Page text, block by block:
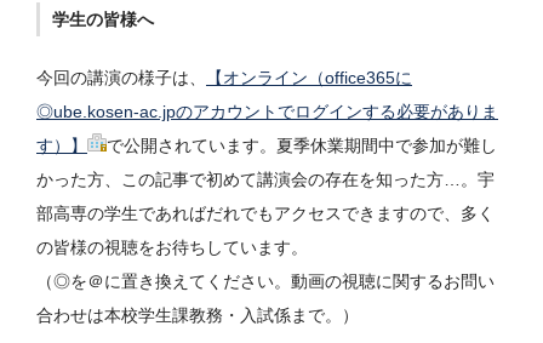
学生の皆様へ
今回の講演の様子は、
【オンライン（office365に
◎ube.kosen-ac.jpのアカウントでログインする必要がありま
す）】
で公開されています。夏季休業期間中で参加が難し
かった方、この記事で初めて講演会の存在を知った方…。宇
部高専の学生であればだれでもアクセスできますので、多く
の皆様の視聴をお待ちしています。
（◎を＠に置き換えてください。動画の視聴に関するお問い
合わせは本校学生課教務・入試係まで。）